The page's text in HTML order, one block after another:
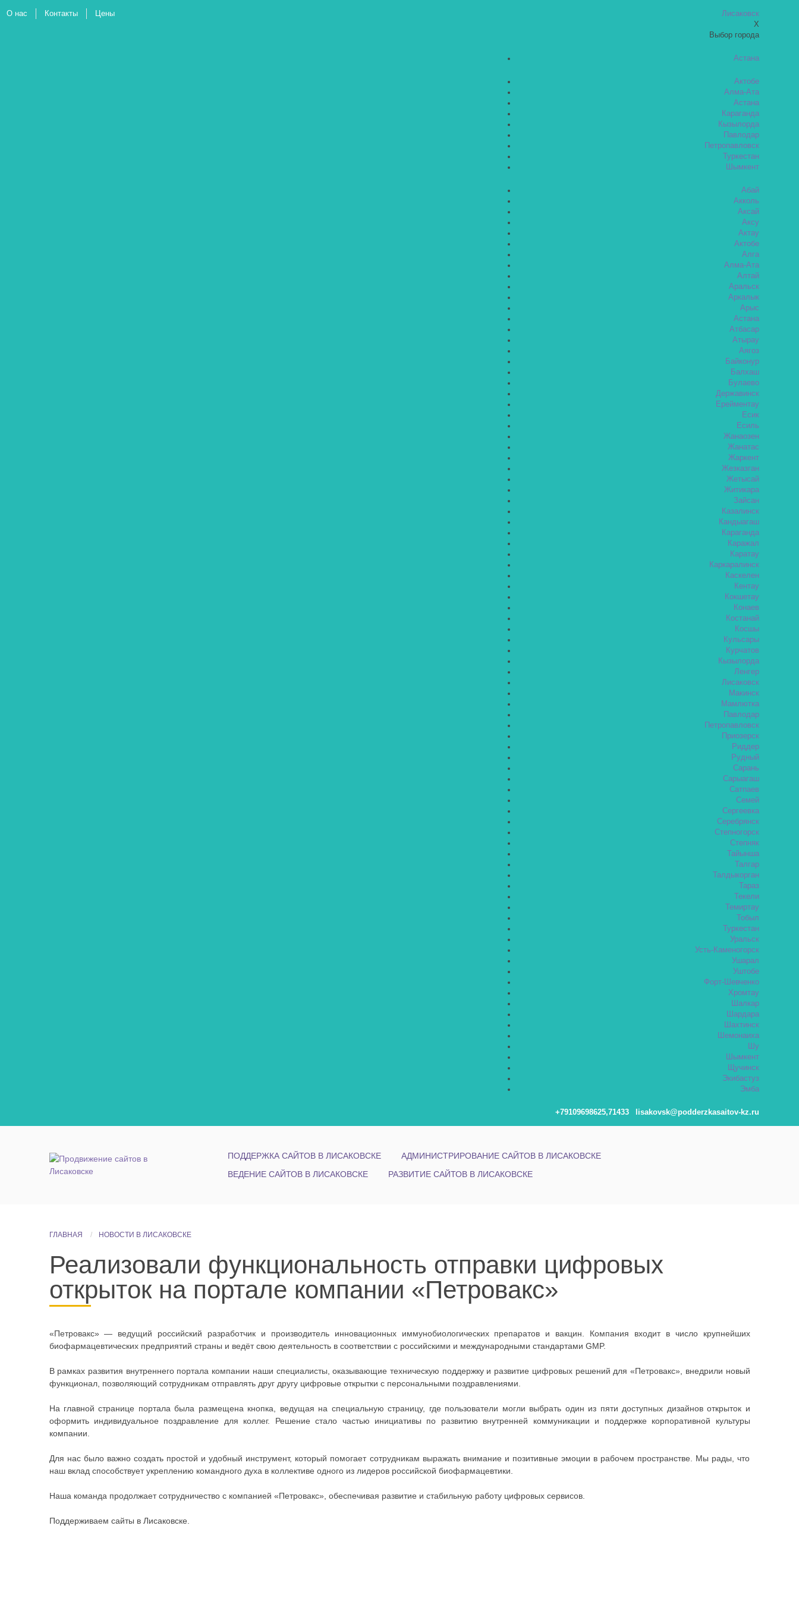
Лисаковск
X
Выбор города
Астана
Актобе
Алма-Ата
Астана
Караганда
Кызылорда
Павлодар
Петропавловск
Туркестан
Шымкент
Абай
Акколь
Аксай
Аксу
Актау
Актобе
Алга
Алма-Ата
Алтай
Аральск
Аркалык
Арыс
Астана
Атбасар
Атырау
Аягоз
Байконур
Балхаш
Булаево
Державинск
Ерейментау
Есик
Есиль
Жанаозен
Жанатас
Жаркент
Жезказган
Жетысай
Житикара
Зайсан
Казалинск
Кандыагаш
Караганда
Каражал
Каратау
Каркаралинск
Каскелен
Кентау
Кокшетау
Конаев
Костанай
Косшы
Кульсары
Курчатов
Кызылорда
Ленгер
Лисаковск
Макинск
Мамлютка
Павлодар
Петропавловск
Приозерск
Риддер
Рудный
Сарань
Сарыагаш
Сатпаев
Семей
Сергеевка
Серебрянск
Степногорск
Степняк
Тайынша
Талгар
Талдыкорган
Тараз
Текели
Темиртау
Тобыл
Туркестан
Уральск
Усть-Каменогорск
Ушарал
Уштобе
Форт-Шевченко
Хромтау
Шалкар
Шардара
Шахтинск
Шемонаиха
Шу
Шымкент
Щучинск
Экибастуз
Эмба
+79109698625,71433 lisakovsk@podderzkasaitov-kz.ru
О нас Контакты Цены
ПОДДЕРЖКА САЙТОВ В ЛИСАКОВСКЕ
АДМИНИСТРИРОВАНИЕ САЙТОВ В ЛИСАКОВСКЕ
ВЕДЕНИЕ САЙТОВ В ЛИСАКОВСКЕ
РАЗВИТИЕ САЙТОВ В ЛИСАКОВСКЕ
ГЛАВНАЯ НОВОСТИ В ЛИСАКОВСКЕ
Реализовали функциональность отправки цифровых
открыток на портале компании «Петровакс»
«Петровакс» — ведущий российский разработчик и производитель инновационных иммунобиологических препаратов и вакцин. Компания входит в число крупнейших
биофармацевтических предприятий страны и ведёт свою деятельность в соответствии с российскими и международными стандартами GMP.
В рамках развития внутреннего портала компании наши специалисты, оказывающие техническую поддержку и развитие цифровых решений для «Петровакс», внедрили новый
функционал, позволяющий сотрудникам отправлять друг другу цифровые открытки с персональными поздравлениями.
На главной странице портала была размещена кнопка, ведущая на специальную страницу, где пользователи могли выбрать один из пяти доступных дизайнов открыток и
оформить индивидуальное поздравление для коллег. Решение стало частью инициативы по развитию внутренней коммуникации и поддержке корпоративной культуры
компании.
Для нас было важно создать простой и удобный инструмент, который помогает сотрудникам выражать внимание и позитивные эмоции в рабочем пространстве. Мы рады, что
наш вклад способствует укреплению командного духа в коллективе одного из лидеров российской биофармацевтики.
Наша команда продолжает сотрудничество с компанией «Петровакс», обеспечивая развитие и стабильную работу цифровых сервисов.
Поддерживаем сайты в Лисаковске.